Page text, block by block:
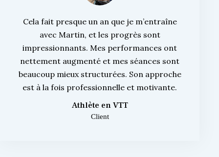
Cela fait presque un an que je m’entraîne
avec Martin, et les progrès sont
impressionnants. Mes performances ont
nettement augmenté et mes séances sont
beaucoup mieux structurées. Son approche
est à la fois professionnelle et motivante.
Athlète en VTT
Client